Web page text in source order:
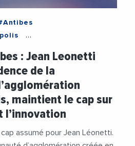
#Economie
#JeanLeonetti
: Jean Leonetti
de la
maintient le cap sur
l’innovation
assumé pour Jean Léonetti.